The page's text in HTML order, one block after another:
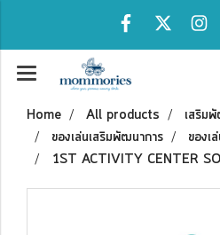
Home All products
เสริม
ของเล่นเสริมพัฒนาการ
ของ
1ST ACTIVITY CENTER